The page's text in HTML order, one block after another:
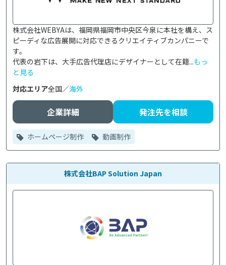
株式会社WEBYAは、福岡県福岡市中央区今泉に本社を構え、ス
ピーディな広告展開に対応できるクリエイティブカンパニーで
す。
代表の岩下は、大手広告代理店にデザイナーとして在籍...もっ
と見る
対応エリア全国／海外
企業詳細 発注先を相談
ホームページ制作 動画制作
株式会社BAP Solution Japan